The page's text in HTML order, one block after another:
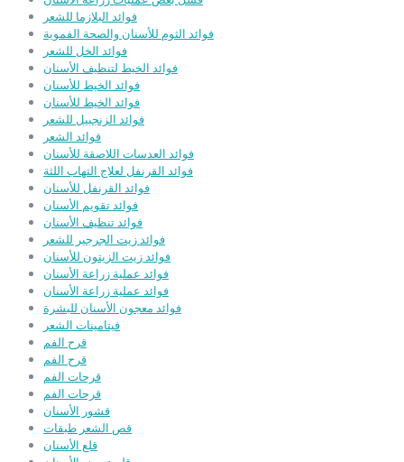
فوائد البلازما للشعر
فوائد الثوم للأسنان والصحة الفموية
فوائد الخل للشعر
فوائد الخيط لتنظيف الأسنان
فوائد الخيط للأسنان
فوائد الخيط للأسنان
فوائد الزنجبيل للشعر
فوائد الشعر
فوائد العدسات اللاصقة للأسنان
فوائد القرنفل لعلاج التهاب اللثة
فوائد القرنفل للأسنان
فوائد تقويم الأسنان
فوائد تنظيف الأسنان
فوائد زيت الجرجير للشعر
فوائد زيت الزيتون للأسنان
فوائد عملية زراعة الأسنان
فوائد عملية زراعة الأسنان
فوائد معجون الأسنان للبشرة
فيتامينات الشعر
قرح الفم
قرح الفم
قرحات الفم
قرحات الفم
قشور الأسنان
قص الشعر طبقات
قلع الأسنان